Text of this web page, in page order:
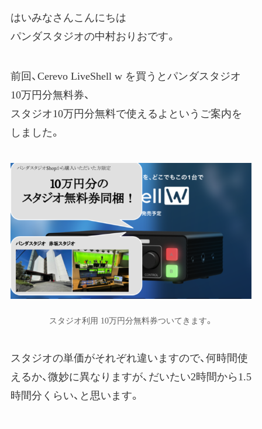
はいみなさんこんにちは
パンダスタジオの中村おりおです。
前回、Cerevo LiveShell w を買うとパンダスタジオ
10万円分無料券、
スタジオ10万円分無料で使えるよというご案内を
しました。
スタジオ利用 10万円分無料券ついてきます。
スタジオの単価がそれぞれ違いますので、何時間使
えるか、微妙に異なりますが、だいたい2時間から1.5
時間分くらい、と思います。